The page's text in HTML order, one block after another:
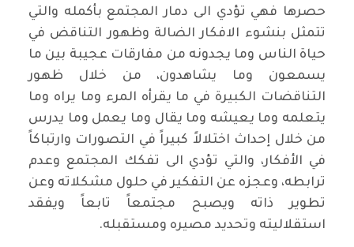
حصرها فهي تؤدي الى دمار المجتمع بأكمله والتي
تتمثل بنشوء الافكار الضالة وظهور التناقض في
حياة الناس وما يجدونه من مفارقات عجيبة بين ما
يسمعون وما يشاهدون، من خلال ظهور
التناقضات الكبيرة في ما يقرأه المرء وما يراه وما
يتعلمه وما يعيشه وما يقال وما يعمل وما يدرس
من خلال إحداث اختلالاً كبيراً في التصورات وارتباكاً
في الأفكار، والتي تؤدي الى تفكك المجتمع وعدم
ترابطه، وعجزه عن التفكير في حلول مشكلاته وعن
تطوير ذاته ويصبح مجتمعاً تابعاً ويفقد
استقلاليته وتحديد مصيره ومستقبله.